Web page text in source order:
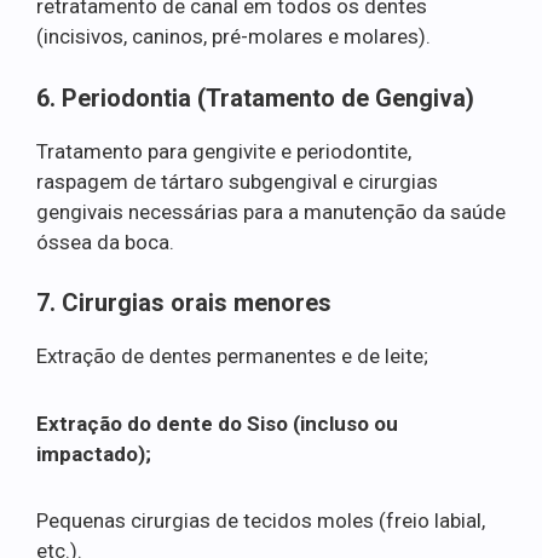
retratamento de canal em todos os dentes
(incisivos, caninos, pré-molares e molares).
6. Periodontia (Tratamento de Gengiva)
Tratamento para gengivite e periodontite,
raspagem de tártaro subgengival e cirurgias
gengivais necessárias para a manutenção da saúde
óssea da boca.
7. Cirurgias orais menores
Extração de dentes permanentes e de leite;
Extração do dente do Siso (incluso ou
impactado);
Pequenas cirurgias de tecidos moles (freio labial,
etc.).